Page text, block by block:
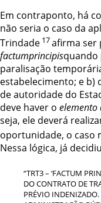
Em contraponto, há
não seria o caso da
Trindade 17afirma ser
factumprincipisquando
paralisação
estabelecimento; e b)
de autoridade do
deve haver o elemento
seja, ele deverá
oportunidade, o caso
Nessa lógica, já
“TRT3 – ‘FACTUM
DO CONTRATO DE
PRÉVIO